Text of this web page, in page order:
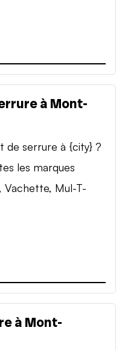
à Mont-
de serrure à {city} ?
les marques
Vachette, Mul-T-
à Mont-